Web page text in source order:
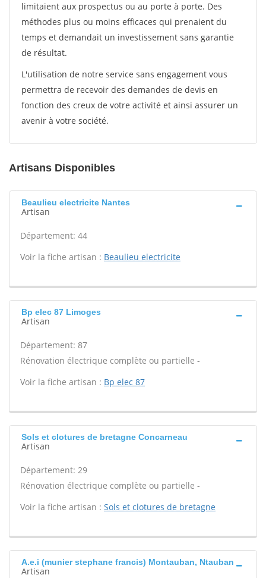
limitaient aux prospectus ou au porte à porte. Des
méthodes plus ou moins efficaces qui prenaient du
temps et demandait un investissement sans garantie
de résultat.
L'utilisation de notre service sans engagement vous
permettra de recevoir des demandes de devis en
fonction des creux de votre activité et ainsi assurer un
avenir à votre société.
Artisans Disponibles
Beaulieu electricite Nantes
Artisan
Département: 44
Voir la fiche artisan : Beaulieu electricite
Bp elec 87 Limoges
Artisan
Département: 87
Rénovation électrique complète ou partielle -
Voir la fiche artisan : Bp elec 87
Sols et clotures de bretagne Concarneau
Artisan
Département: 29
Rénovation électrique complète ou partielle -
Voir la fiche artisan : Sols et clotures de bretagne
A.e.i (munier stephane francis) Montauban, Ntauban
Artisan